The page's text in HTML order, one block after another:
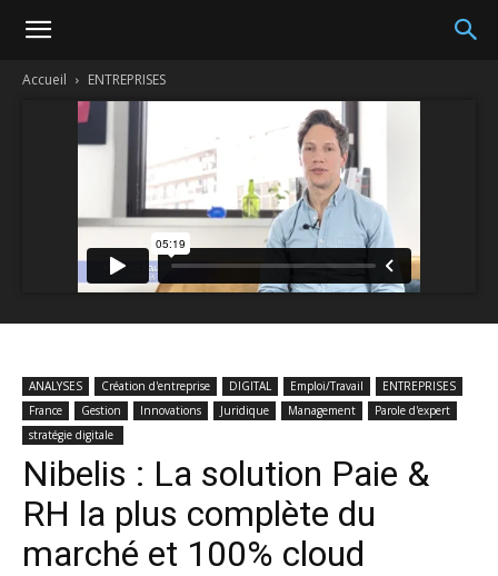
Accueil ENTREPRISES
ANALYSES Création d'entreprise DIGITAL Emploi/Travail
ENTREPRISES
France
Gestion Innovations Juridique Management
Parole d'expert
stratégie digitale
Nibelis : La solution Paie &
RH la plus complète du
marché et 100% cloud